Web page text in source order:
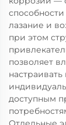
лазание и
при этом
позволяет
доступным